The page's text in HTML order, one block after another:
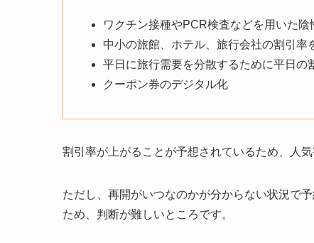
ワクチン接種やPCR検査などを用いた
中小の旅館、ホテル、旅行会社の割引率
平日に旅行需要を分散するために平日の
クーポン券のデジタル化
割引率が上がることが予想されているため、人
ただし、再開がいつなのかが分からない状況で
ため、判断が難しいところです。